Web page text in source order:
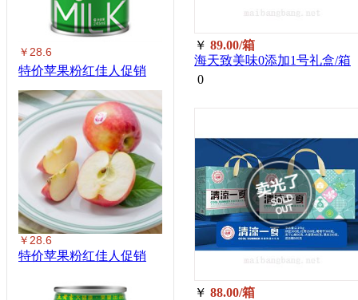
￥28.6
特价苹果粉红佳人促销
￥28.6
特价苹果粉红佳人促销
￥ 89.00/箱
海天致美味0添加1号礼盒/箱
0
￥ 88.00/箱